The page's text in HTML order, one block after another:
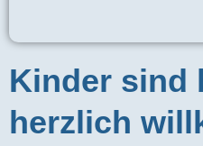
Kinder sind
herzlich